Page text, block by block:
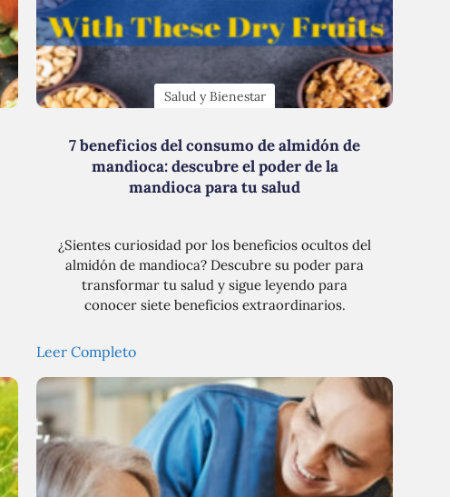
Salud y Bienestar
7 beneficios del consumo de almidón de
mandioca: descubre el poder de la
mandioca para tu salud
¿Sientes curiosidad por los beneficios ocultos del
almidón de mandioca? Descubre su poder para
transformar tu salud y sigue leyendo para
conocer siete beneficios extraordinarios.
Leer Completo